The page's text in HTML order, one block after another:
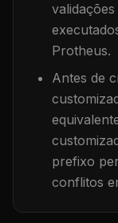
Protheus.
Antes de
prefixo
conflitos